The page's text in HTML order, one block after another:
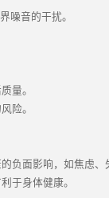
噪音的干扰。
量。
险。
负面影响，如焦虑、
于身体健康。